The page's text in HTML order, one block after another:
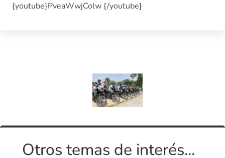
{youtube}PveaWwjColw {/youtube}
Otros temas de interés...